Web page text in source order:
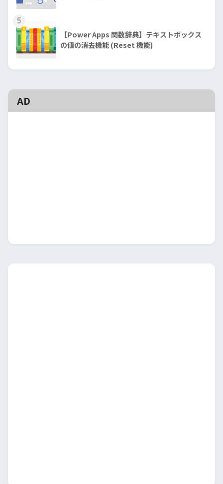
5
【Power Apps 関数辞典】テキストボックス
の値の消去機能 (Reset 機能)
AD